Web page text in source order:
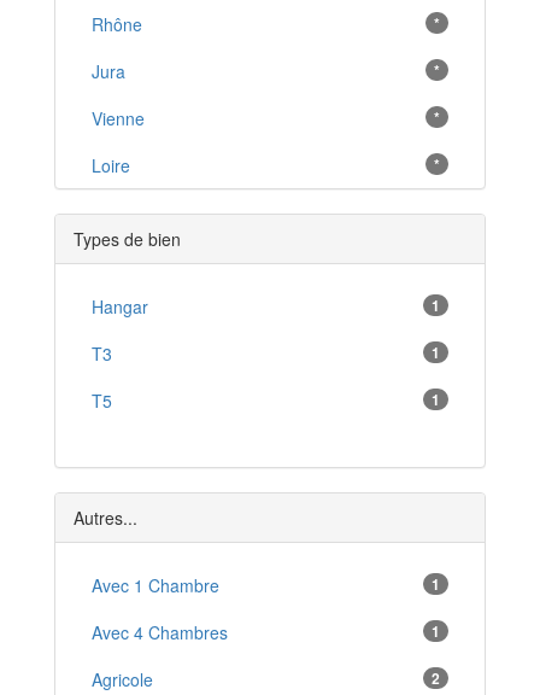
Cessy *
Châtillon-sur-Chalaronne *
Meximieux *
Villars-les-Dombes *
Belley *
Ornex *
Péron *
Collonges *
Pont-de-Vaux *
Bellegarde-sur-Valserine *
Montluel *
Rhône *
Jura *
Vienne *
Loire *
Types de bien
Hangar 1
T3 1
T5 1
Autres...
Avec 1 Chambre 1
Avec 4 Chambres 1
Agricole 2